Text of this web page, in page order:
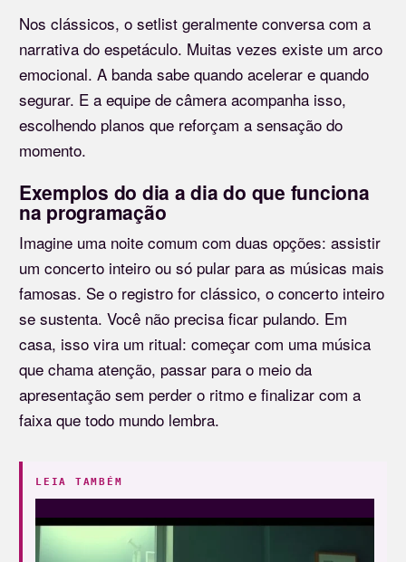
Nos clássicos, o setlist geralmente conversa com a
narrativa do espetáculo. Muitas vezes existe um arco
emocional. A banda sabe quando acelerar e quando
segurar. E a equipe de câmera acompanha isso,
escolhendo planos que reforçam a sensação do
momento.
Exemplos do dia a dia do que funciona
na programação
Imagine uma noite comum com duas opções: assistir
um concerto inteiro ou só pular para as músicas mais
famosas. Se o registro for clássico, o concerto inteiro
se sustenta. Você não precisa ficar pulando. Em
casa, isso vira um ritual: começar com uma música
que chama atenção, passar para o meio da
apresentação sem perder o ritmo e finalizar com a
faixa que todo mundo lembra.
LEIA TAMBÉM